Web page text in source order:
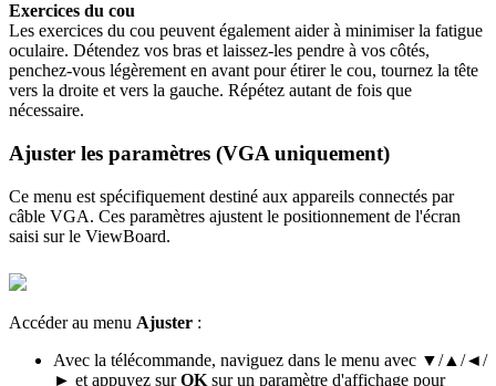
Exercices du cou
Les exercices du cou peuvent également aider à minimiser la fatigue
oculaire. Détendez vos bras et laissez-les pendre à vos côtés,
penchez-vous légèrement en avant pour étirer le cou, tournez la tête
vers la droite et vers la gauche. Répétez autant de fois que
nécessaire.
Ajuster les paramètres (VGA uniquement)
Ce menu est spécifiquement destiné aux appareils connectés par
câble VGA. Ces paramètres ajustent le positionnement de l'écran
saisi sur le ViewBoard.
Accéder au menu Ajuster :
Avec la télécommande, naviguez dans le menu avec ▼/▲/◄/
► et appuyez surOK sur un paramètre d'affichage pour